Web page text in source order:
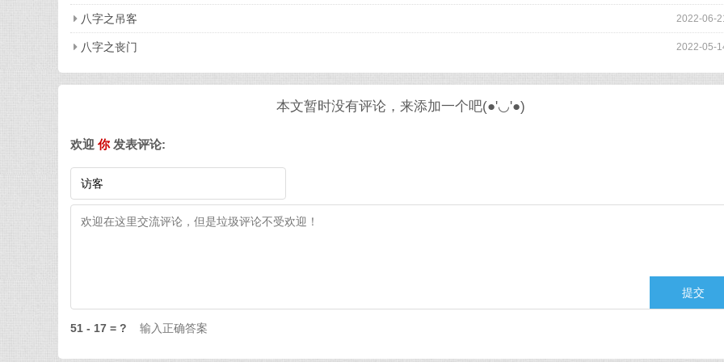
2022-06-
八字之吊客
2022-05-
八字之丧门
本文暂时没有评论，来添加一个吧(●'◡'●)
欢迎 你发表评论:
51 - 17 = ?